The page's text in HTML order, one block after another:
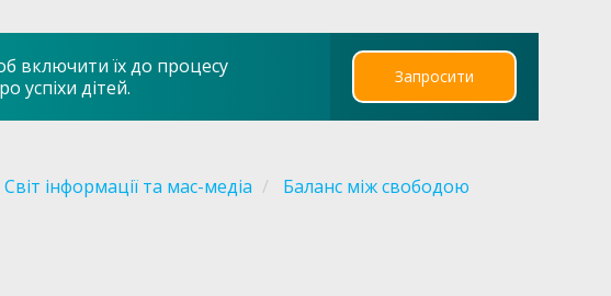
включити їх до процесу
успіхи дітей.
Запросити
Світ інформації та мас-медіа
Баланс між свободою